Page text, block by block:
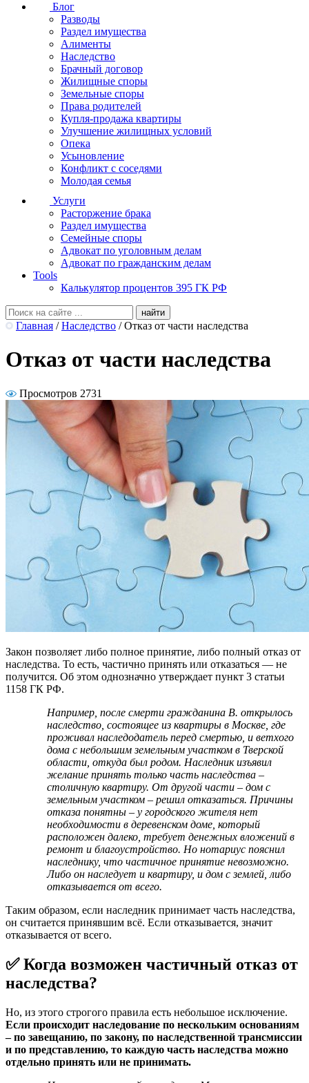
Блог
Разводы
Раздел имущества
Алименты
Наследство
Брачный договор
Жилищные споры
Земельные споры
Права родителей
Купля-продажа квартиры
Улучшение жилищных условий
Опека
Усыновление
Конфликт с соседями
Молодая семья
Услуги
Расторжение брака
Раздел имущества
Семейные споры
Адвокат по уголовным делам
Адвокат по гражданским делам
Tools
Калькулятор процентов 395 ГК РФ
Главная / Наследство / Отказ от части наследства
Отказ от части наследства
Просмотров 2731
Закон позволяет либо полное принятие, либо полный отказ от
наследства. То есть, частично принять или отказаться — не
получится. Об этом однозначно утверждает пункт 3 статьи
1158 ГК РФ.
Например, после смерти гражданина В. открылось
наследство, состоящее из квартиры в Москве, где
проживал наследодатель перед смертью, и ветхого
дома с небольшим земельным участком в Тверской
области, откуда был родом. Наследник изъявил
желание принять только часть наследства –
столичную квартиру. От другой части – дом с
земельным участком – решил отказаться. Причины
отказа понятны – у городского жителя нет
необходимости в деревенском доме, который
расположен далеко, требует денежных вложений в
ремонт и благоустройство. Но нотариус пояснил
наследнику, что частичное принятие невозможно.
Либо он наследует и квартиру, и дом с землей, либо
отказывается от всего.
Таким образом, если наследник принимает часть наследства,
он считается принявшим всё. Если отказывается, значит
отказывается от всего.
✅ Когда возможен частичный отказ от
наследства?
Но, из этого строгого правила есть небольшое исключение.
Если происходит наследование по нескольким основаниям
– по завещанию, по закону, по наследственной трансмиссии
и по представлению, то каждую часть наследства можно
отдельно принять или не принимать.